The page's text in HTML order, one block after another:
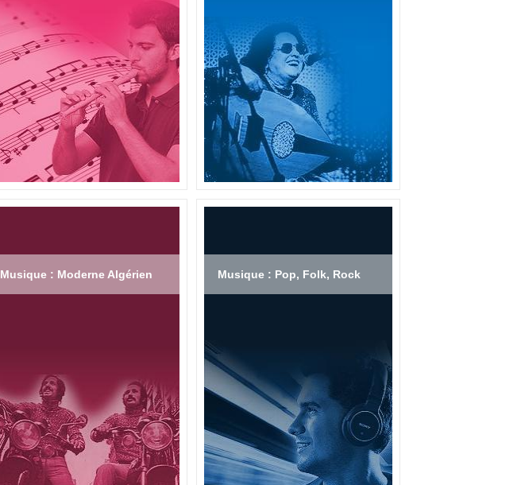
Musique : Moderne Algérien Musique : Pop, Folk, Rock